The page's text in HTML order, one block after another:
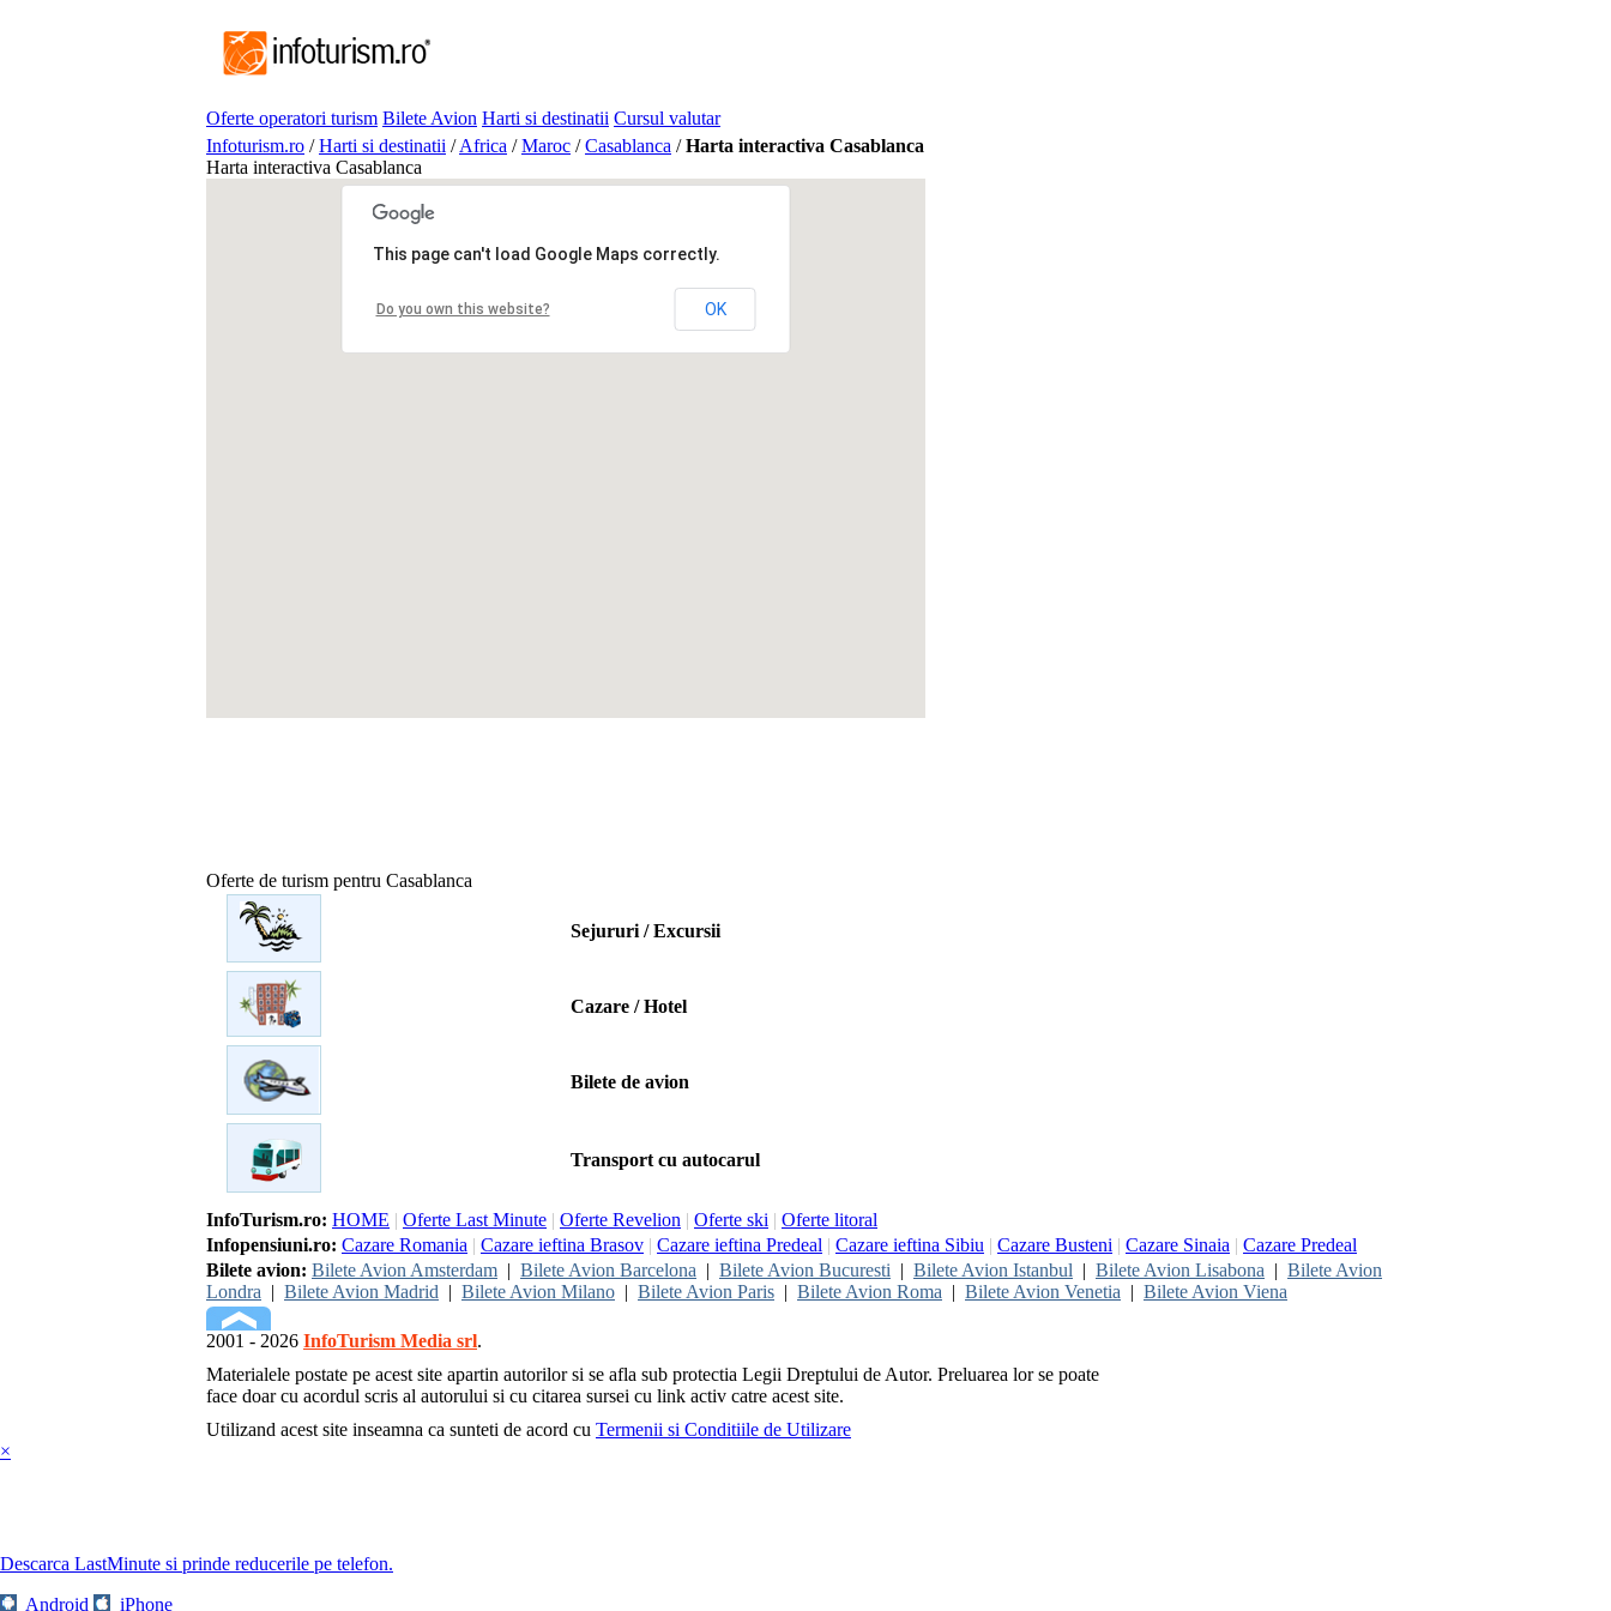
Oferte operatori turism Bilete Avion Harti si destinatii Cursul valutar
Infoturism.ro /Harti si destinatii /Africa /Maroc /Casablanca /Harta interactiva Casablanca
Harta interactiva Casablanca
This page can't load Google Maps correctly.
Do you own this website? OK
Oferte de turism pentru Casablanca
Sejururi / Excursii
Cazare / Hotel
Bilete de avion
Transport cu autocarul
InfoTurism.ro: HOME | Oferte Last Minute | Oferte Revelion | Oferte ski | Oferte litoral
Infopensiuni.ro: Cazare Romania | Cazare ieftina Brasov | Cazare ieftina Predeal | Cazare ieftina Sibiu | Cazare Busteni | Cazare Sinaia | Cazare Predeal
Bilete avion: Bilete Avion Amsterdam | Bilete Avion Barcelona | Bilete Avion Bucuresti | Bilete Avion Istanbul | Bilete Avion Lisabona | Bilete Avion
Londra | Bilete Avion Madrid | Bilete Avion Milano | Bilete Avion Paris | Bilete Avion Roma | Bilete Avion Venetia | Bilete Avion Viena
2001 - 2026 InfoTurism Media srl.
Materialele postate pe acest site apartin autorilor si se afla sub protectia Legii Dreptului de Autor. Preluarea lor se poate
face doar cu acordul scris al autorului si cu citarea sursei cu link activ catre acest site.
Utilizand acest site inseamna ca sunteti de acord cu Termenii si Conditiile de Utilizare
×
Descarca LastMinute si prinde reducerile pe telefon.
Android
iPhone